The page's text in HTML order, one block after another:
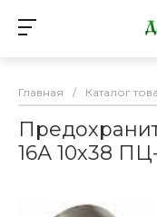
Главная / Каталог
16А 10х38